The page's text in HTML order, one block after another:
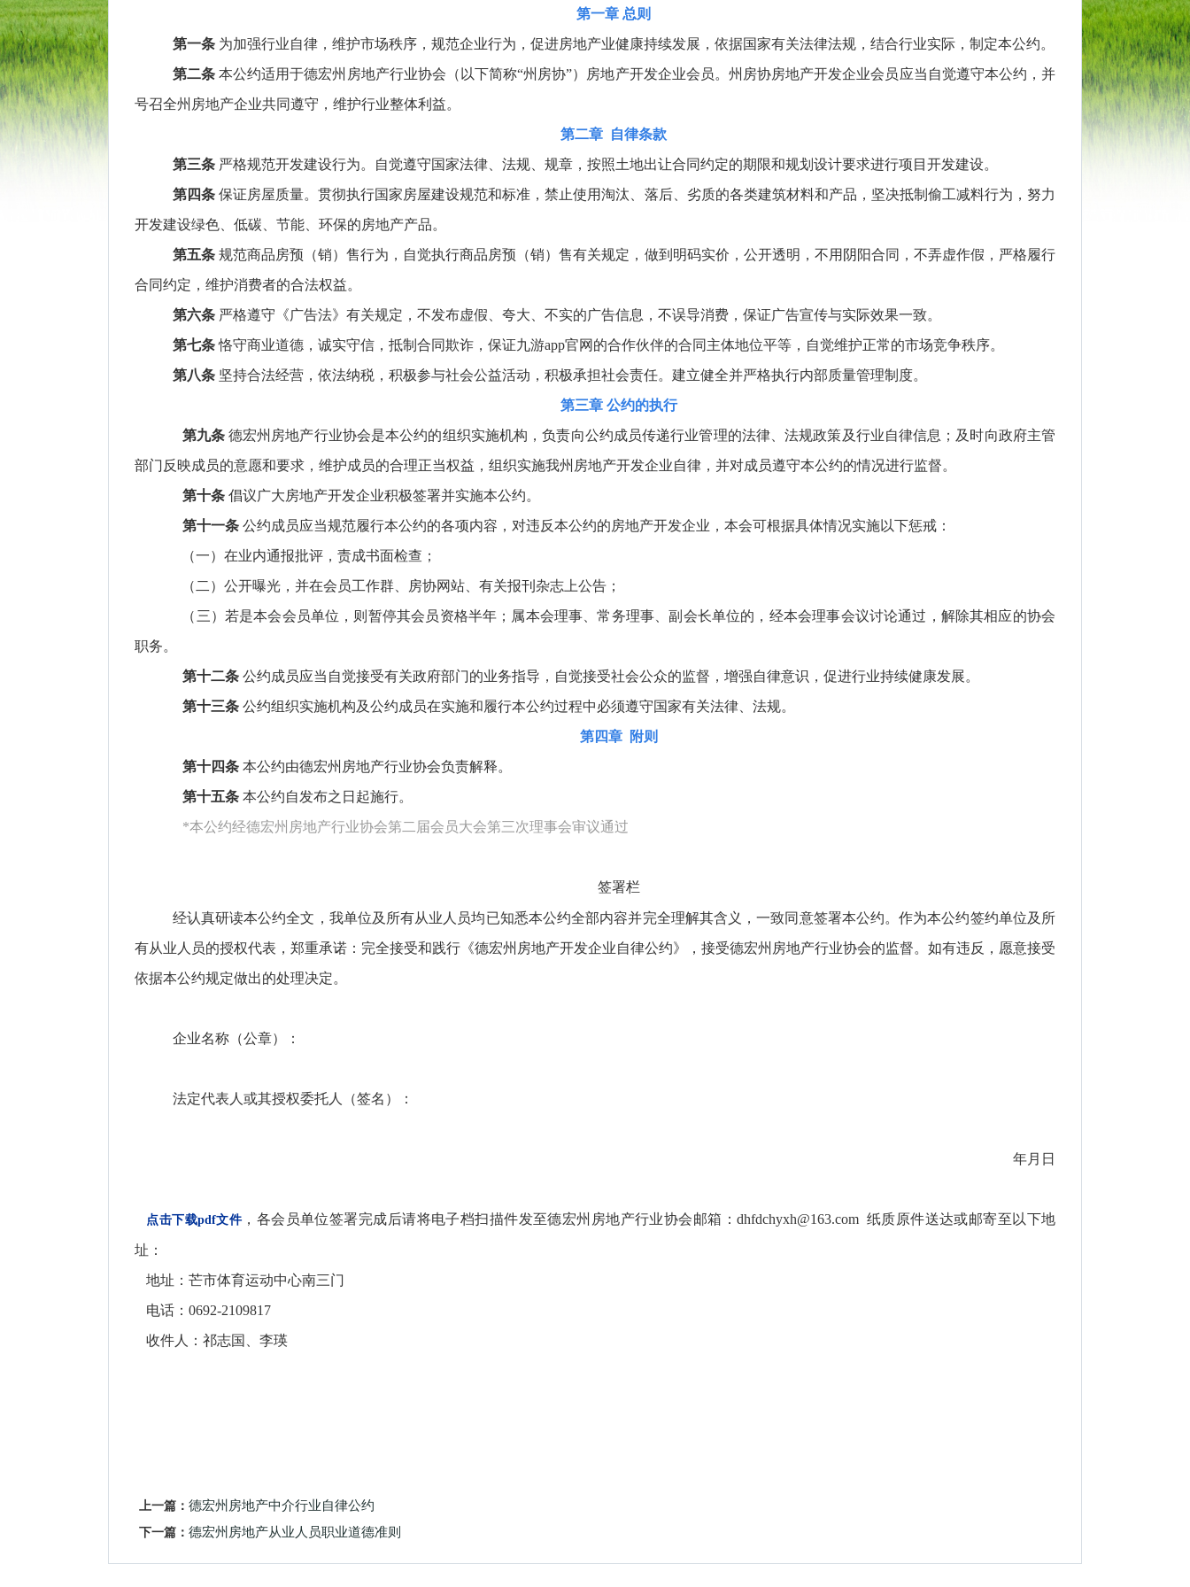
第一章 总则
第一条 为加强行业自律，维护市场秩序，规范企业行为，促进房地产业健康持续发展，依据国家有关法律法规，结合行业实际，制定本公约。
第二条本公约适用于德宏州房地产行业协会（以下简称“州房协”）房地产开发企业会员。州房协房地产开发企业会员应当自觉遵守本公约，并
号召全州房地产企业共同遵守，维护行业整体利益。
第二章 自律条款
第三条 严格规范开发建设行为。自觉遵守国家法律、法规、规章，按照土地出让合同约定的期限和规划设计要求进行项目开发建设。
第四条 保证房屋质量。贯彻执行国家房屋建设规范和标准，禁止使用淘汰、落后、劣质的各类建筑材料和产品，坚决抵制偷工减料行为，努力
开发建设绿色、低碳、节能、环保的房地产产品。
第五条 规范商品房预（销）售行为，自觉执行商品房预（销）售有关规定，做到明码实价，公开透明，不用阴阳合同，不弄虚作假，严格履行
合同约定，维护消费者的合法权益。
第六条 严格遵守《广告法》有关规定，不发布虚假、夸大、不实的广告信息，不误导消费，保证广告宣传与实际效果一致。
第七条 恪守商业道德，诚实守信，抵制合同欺诈，保证九游app官网的合作伙伴的合同主体地位平等，自觉维护正常的市场竞争秩序。
第八条 坚持合法经营，依法纳税，积极参与社会公益活动，积极承担社会责任。建立健全并严格执行内部质量管理制度。
第三章 公约的执行
第九条 德宏州房地产行业协会是本公约的组织实施机构，负责向公约成员传递行业管理的法律、法规政策及行业自律信息；及时向政府主管
部门反映成员的意愿和要求，维护成员的合理正当权益，组织实施我州房地产开发企业自律，并对成员遵守本公约的情况进行监督。
第十条 倡议广大房地产开发企业积极签署并实施本公约。
第十一条公约成员应当规范履行本公约的各项内容，对违反本公约的房地产开发企业，本会可根据具体情况实施以下惩戒：
（一）在业内通报批评，责成书面检查；
（二）公开曝光，并在会员工作群、房协网站、有关报刊杂志上公告；
（三）若是本会会员单位，则暂停其会员资格半年；属本会理事、常务理事、副会长单位的，经本会理事会议讨论通过，解除其相应的协会
职务。
第十二条公约成员应当自觉接受有关政府部门的业务指导，自觉接受社会公众的监督，增强自律意识，促进行业持续健康发展。
第十三条公约组织实施机构及公约成员在实施和履行本公约过程中必须遵守国家有关法律、法规。
第四章 附则
第十四条本公约由德宏州房地产行业协会负责解释。
第十五条本公约自发布之日起施行。
*本公约经德宏州房地产行业协会第二届会员大会第三次理事会审议通过
签署栏
经认真研读本公约全文，我单位及所有从业人员均已知悉本公约全部内容并完全理解其含义，一致同意签署本公约。作为本公约签约单位及所
有从业人员的授权代表，郑重承诺：完全接受和践行《德宏州房地产开发企业自律公约》，接受德宏州房地产行业协会的监督。如有违反，愿意接受
依据本公约规定做出的处理决定。
企业名称（公章）：
法定代表人或其授权委托人（签名）：
年月 日
点击下载pdf文件，各会员单位签署完成后请将电子档扫描件发至德宏州房地产行业协会邮箱： dhfdchyxh@163.com纸质原件送达或邮寄至以下地
址：
地址：芒市体育运动中心南三门
电话：0692-2109817
收件人：祁志国、李瑛
上一篇： 德宏州房地产中介行业自律公约
下一篇： 德宏州房地产从业人员职业道德准则